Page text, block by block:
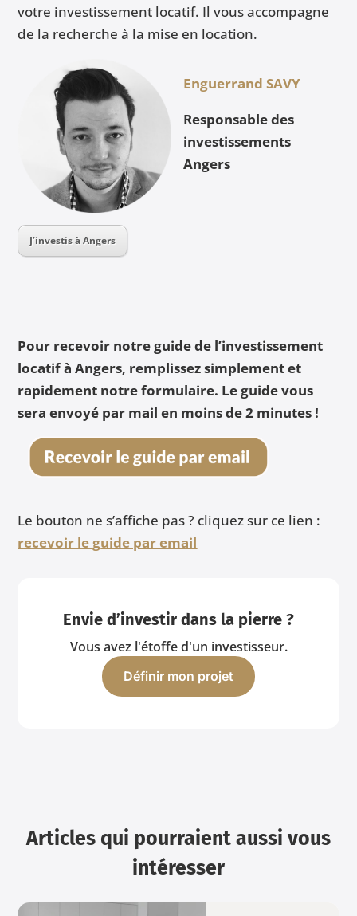
votre investissement locatif. Il vous accompagne
de la recherche à la mise en location.
Enguerrand SAVY
Responsable des
investissements
Angers
J’investis à Angers
Pour recevoir notre guide de l’investissement
locatif à Angers, remplissez simplement et
rapidement notre formulaire. Le guide vous
sera envoyé par mail en moins de 2 minutes !
Le bouton ne s’affiche pas ? cliquez sur ce lien :
recevoir le guide par email
Envie d’investir dans la pierre ?
Vous avez l'étoffe d'un investisseur.
Définir mon projet
Articles qui pourraient aussi vous
intéresser